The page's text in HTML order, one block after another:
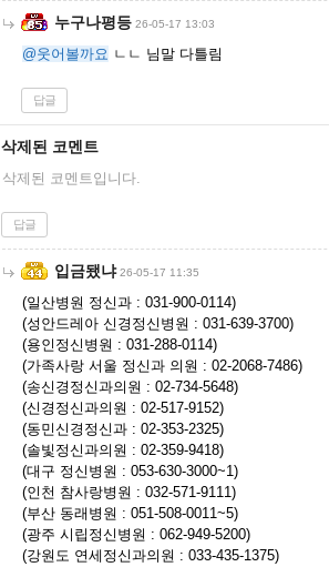
누구나평등 26-05-17 13:03
@웃어볼까요 ㄴㄴ 님말 다틀림
답글
삭제된 코멘트
삭제된 코멘트입니다.
답글
입금됐냐 26-05-17 11:35
(일산병원 정신과 : 031-900-0114)
(성안드레아 신경정신병원 : 031-639-3700)
(용인정신병원 : 031-288-0114)
(가족사랑 서울 정신과 의원 : 02-2068-7486)
(송신경정신과의원 : 02-734-5648)
(신경정신과의원 : 02-517-9152)
(동민신경정신과 : 02-353-2325)
(솔빛정신과의원 : 02-359-9418)
(대구 정신병원 : 053-630-3000~1)
(인천 참사랑병원 : 032-571-9111)
(부산 동래병원 : 051-508-0011~5)
(광주 시립정신병원 : 062-949-5200)
(강원도 연세정신과의원 : 033-435-1375)